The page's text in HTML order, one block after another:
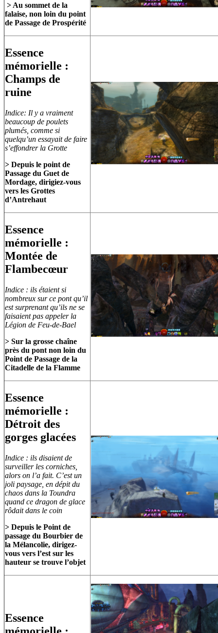
> Au sommet de la
falaise, non loin du point
de Passage de Prospérité
Essence
mémorielle :
Champs de
ruine
Indice: Il y a vraiment
beaucoup de poulets
plumés, comme si
quelqu’un essayait de faire
s’effondrer la Grotte
> Depuis le point de
Passage du Guet de
Mordage, dirigiez-vous
vers les Grottes
d’Antrehaut
Essence
mémorielle :
Montée de
Flambecœur
Indice : ils étaient si
nombreux sur ce pont qu’il
est surprenant qu’ils ne se
faisaient pas appeler la
Légion de Feu-de-Bael
> Sur la grosse chaîne
près du pont non loin du
Point de Passage de la
Citadelle de la Flamme
Essence
mémorielle :
Détroit des
gorges glacées
Indice : ils disaient de
surveiller les corniches,
alors on l’a fait. C’est un
joli paysage, en dépit du
chaos dans la Toundra
quand ce dragon de glace
rôdait dans le coin
> Depuis le Point de
passage du Bourbier de
la Mélancolie, dirigez-
vous vers l’est sur les
hauteur se trouve l’objet
Essence